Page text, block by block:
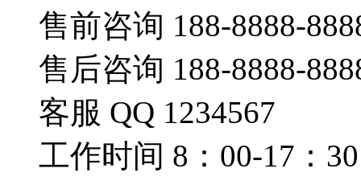
售前咨询 188-8888-
售后咨询 188-8888-
客服 QQ 1234567
工作时间 8：00-17：30